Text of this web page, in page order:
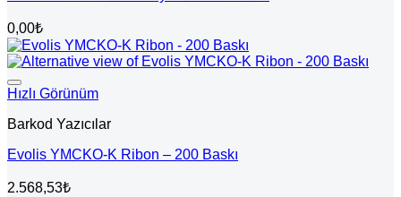
0,00₺
Hızlı Görünüm
Barkod Yazıcılar
Evolis YMCKO-K Ribon – 200 Baskı
2.568,53₺